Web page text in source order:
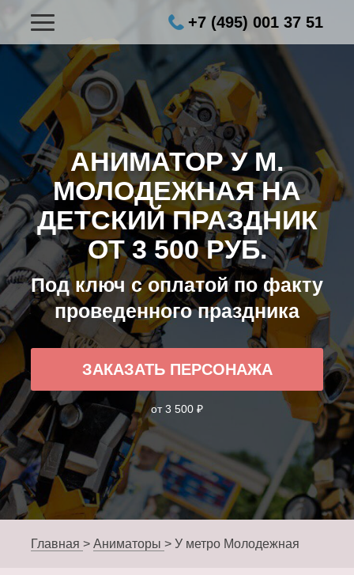
+7 (495) 001 37 51
АНИМАТОР У М.
МОЛОДЕЖНАЯ НА
ДЕТСКИЙ ПРАЗДНИК
ОТ 3 500 РУБ.
Под ключ с оплатой по факту
проведенного праздника
ЗАКАЗАТЬ ПЕРСОНАЖА
от 3 500 ₽
Главная > Аниматоры > У метро Молодежная